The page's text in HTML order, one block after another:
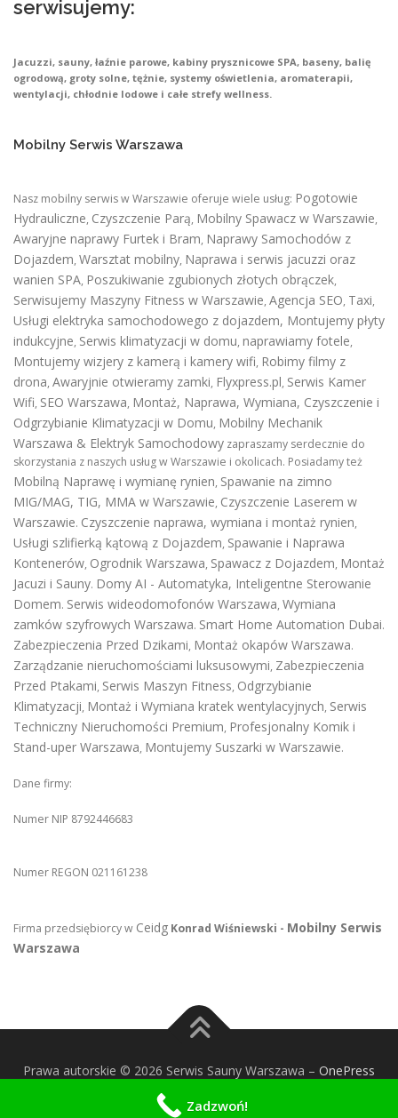
serwisujemy:
Jacuzzi, sauny, łaźnie parowe, kabiny prysznicowe SPA, baseny, balię
ogrodową, groty solne, tężnie, systemy oświetlenia, aromaterapii,
wentylacji, chłodnie lodowe i całe strefy wellness.
Mobilny Serwis Warszawa
Nasz mobilny serwis w Warszawie oferuje wiele usług: Pogotowie
Hydrauliczne, Czyszczenie Parą, Mobilny Spawacz w Warszawie,
Awaryjne naprawy Furtek i Bram, Naprawy Samochodów z
Dojazdem, Warsztat mobilny, Naprawa i serwis jacuzzi oraz
wanien SPA, Poszukiwanie zgubionych złotych obrączek,
Serwisujemy Maszyny Fitness w Warszawie, Agencja SEO, Taxi,
Usługi elektryka samochodowego z dojazdem, Montujemy płyty
indukcyjne, Serwis klimatyzacji w domu, naprawiamy fotele,
Montujemy wizjery z kamerą i kamery wifi, Robimy filmy z
drona, Awaryjnie otwieramy zamki, Flyxpress.pl, Serwis Kamer
Wifi, SEO Warszawa, Montaż, Naprawa, Wymiana, Czyszczenie i
Odgrzybianie Klimatyzacji w Domu, Mobilny Mechanik
Warszawa & Elektryk Samochodowy zapraszamy serdecznie do
skorzystania z naszych usług w Warszawie i okolicach. Posiadamy też
Mobilną Naprawę i wymianę rynien, Spawanie na zimno
MIG/MAG, TIG, MMA w Warszawie, Czyszczenie Laserem w
Warszawie. Czyszczenie naprawa, wymiana i montaż rynien,
Usługi szlifierką kątową z Dojazdem, Spawanie i Naprawa
Kontenerów, Ogrodnik Warszawa, Spawacz z Dojazdem, Montaż
Jacuzi i Sauny. Domy AI - Automatyka, Inteligentne Sterowanie
Domem. Serwis wideodomofonów Warszawa, Wymiana
zamków szyfrowych Warszawa. Smart Home Automation Dubai.
Zabezpieczenia Przed Dzikami, Montaż okapów Warszawa.
Zarządzanie nieruchomościami luksusowymi, Zabezpieczenia
Przed Ptakami, Serwis Maszyn Fitness, Odgrzybianie
Klimatyzacji, Montaż i Wymiana kratek wentylacyjnych, Serwis
Techniczny Nieruchomości Premium, Profesjonalny Komik i
Stand-uper Warszawa, Montujemy Suszarki w Warszawie.
Dane firmy:
Numer NIP 8792446683
Numer REGON 021161238
Firma przedsiębiorcy w Ceidg Konrad Wiśniewski - Mobilny Serwis
Warszawa
Prawa autorskie © 2026 Serwis Sauny Warszawa – OnePress
motyw wg FameThemes
Zadzwoń!